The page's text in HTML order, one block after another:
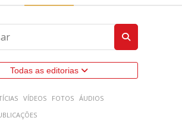
Todas as editorias
VÍDEOS FOTOS ÁUDIOS